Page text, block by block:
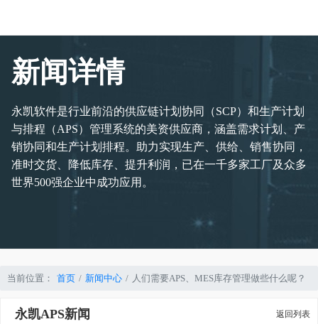
新闻详情
永凯软件是行业前沿的供应链计划协同（SCP）和生产计划
与排程（APS）管理系统的美资供应商，涵盖需求计划、产
销协同和生产计划排程。助力实现生产、供给、销售协同，
准时交货、降低库存、提升利润，已在一千多家工厂及众多
世界500强企业中成功应用。
当前位置： 首页 新闻中心 人们需要APS、MES库存管理做些什么呢？
永凯APS新闻 返回列表